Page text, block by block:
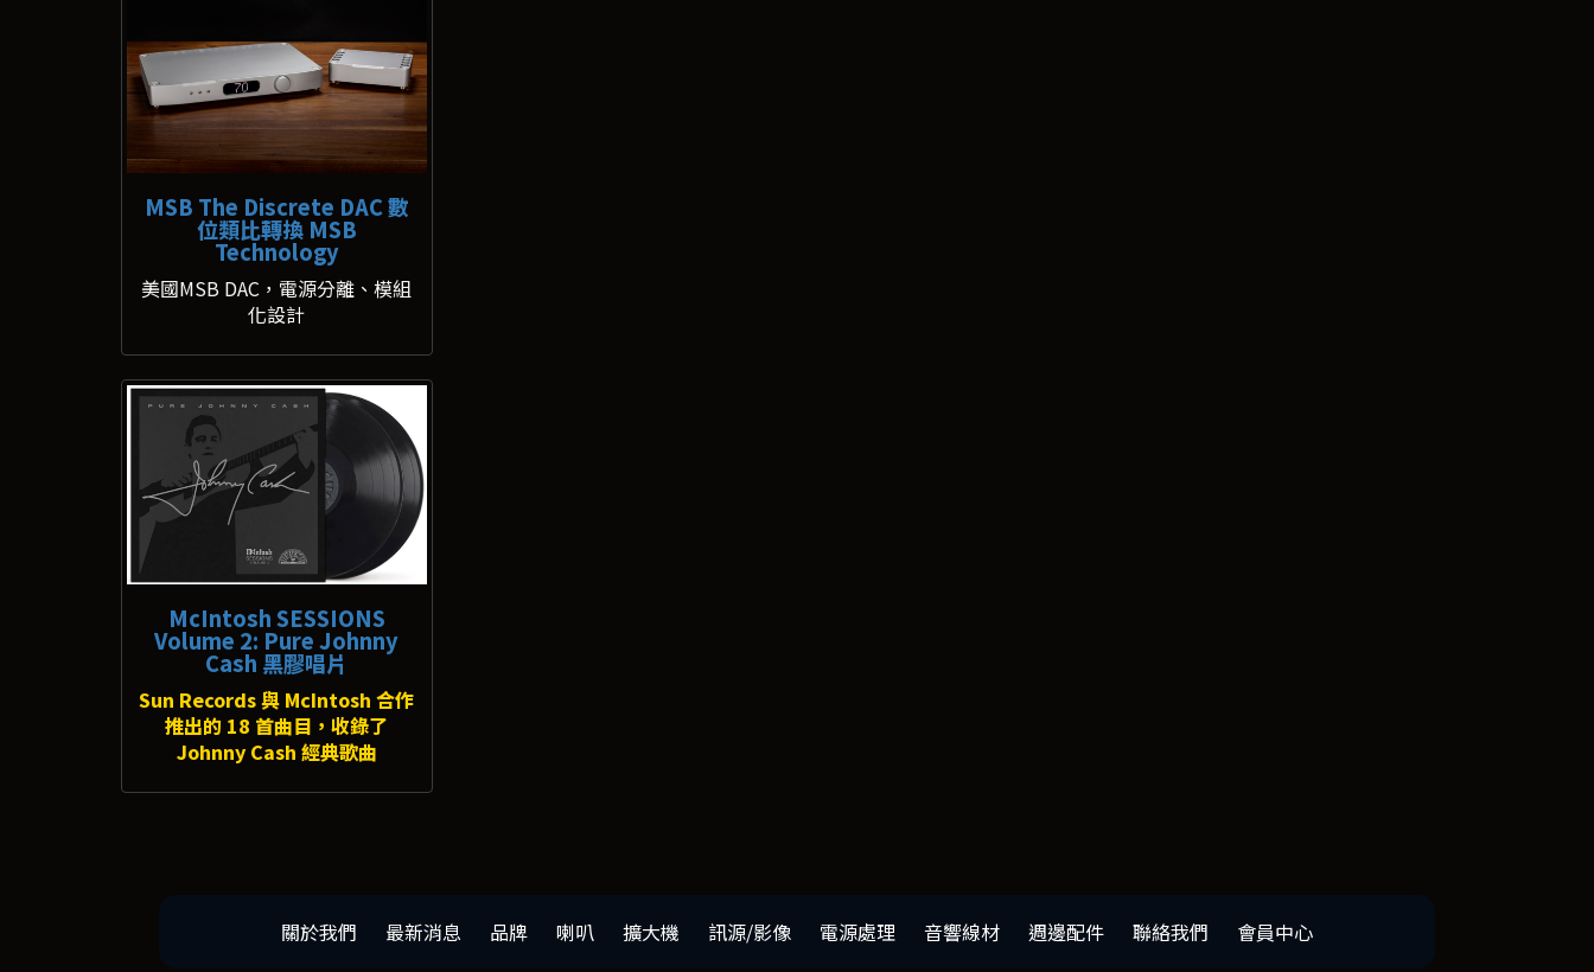
MSB The Discrete DAC 數
位類比轉換 MSB
Technology
美國MSB DAC，電源分離、模組
化設計
McIntosh SESSIONS
Volume 2: Pure Johnny
Cash 黑膠唱片
Sun Records 與 McIntosh 合作
推出的 18 首曲目，收錄了
Johnny Cash 經典歌曲
關於我們 最新消息 品牌 喇叭 擴大機 訊源/影像 電源處理 音響線材 週邊配件 聯絡我們 會員中心